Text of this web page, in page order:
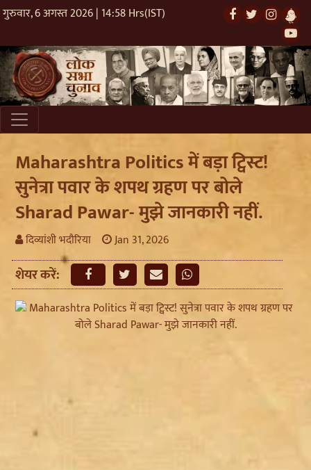
गुरुवार, 6 अगस्त 2026 | 14:58 Hrs(IST)
Maharashtra Politics में बड़ा ट्विस्ट!
सुनेत्रा पवार के शपथ ग्रहण पर बोले
Sharad Pawar- मुझे जानकारी नहीं.
दिव्यांशी भदौरिया Jan 31, 2026
शेयर करें: